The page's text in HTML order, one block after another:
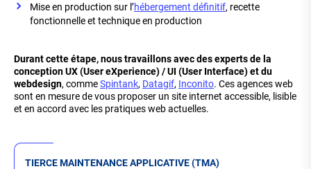
Mise en production sur l’hébergement définitif, recette
fonctionnelle et technique en production
Durant cette étape, nous travaillons avec des experts de la
conception UX (User eXperience) / UI (User Interface) et du
webdesign, commeSpintank, Datagif, Inconito. Ces agences web
sont en mesure de vous proposer un site internet accessible, lisible
et en accord avec les pratiques web actuelles.
TIERCE MAINTENANCE APPLICATIVE (TMA)